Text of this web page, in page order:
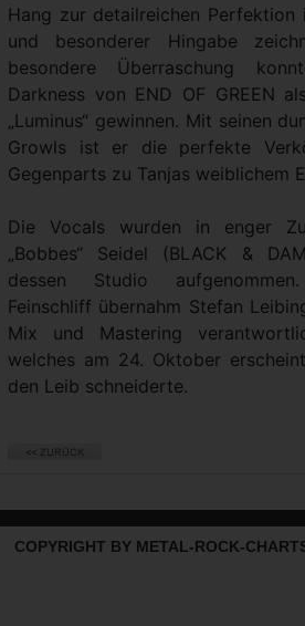
Hang zur detailreichen
und besonderer Hingabe
besondere Überraschung
Darkness von END OF GREEN
„Luminus“ gewinnen. Mit seinen
Growls ist er die perfekte
Gegenparts zu Tanjas weiblichem
Die Vocals wurden in enger
„Bobbes“ Seidel (BLACK &
dessen Studio
Feinschliff übernahm Stefan
Mix und Mastering
welches am 24. Oktober
den Leib schneiderte.
COPYRIGHT BY METAL-ROCK-